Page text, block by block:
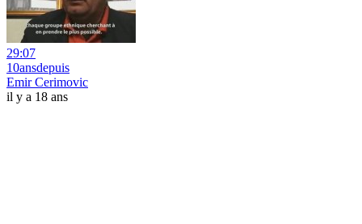
29:07
10ansdepuis
Emir Cerimovic
il y a 18 ans